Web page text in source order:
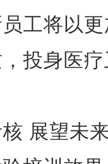
工将以
投身医
展望未